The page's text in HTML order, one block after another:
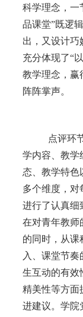
科学理念，一
品课堂”既逻
出，又设计巧
充分体现了“
教学理念，赢
阵阵掌声。
点评环
学内容、教学
态、教学特色
多个维度，对
进行了认真细
在对青年教师
的同时，从课
入、课堂节
生互动的有效
精美性等方面
进建议。学院